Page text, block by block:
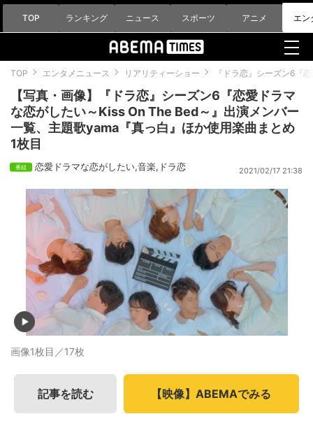
TOP ランキング ニュース スポーツ アニメ エン
TOP エンタメニュース リアリティーショー 『ドラ恋』シーズン6『
【写真・画像】『ドラ恋』シーズン6『恋愛ドラマ
な恋がしたい～Kiss On The Bed～』出演メンバー
一覧、主題歌yama『真っ白』ほか使用楽曲まとめ
1枚目
恋愛ドラマな恋がしたい,音楽, ドラ恋 2021/02/17 21:38
画像1枚目／17枚
記事を読む 【映像】ABEMAでみる